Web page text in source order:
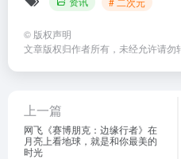
© 版权声明
文章版权归作者所有，未经允许请勿
上一篇
网飞《赛博朋克：边缘行者》在
月亮上看地球，就是和你最美的
时光